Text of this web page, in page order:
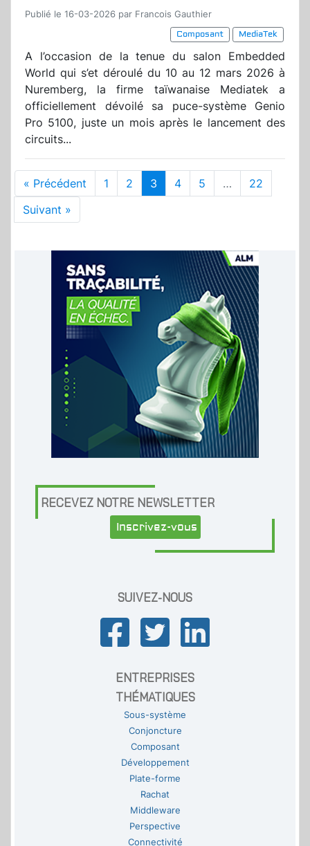
Publié le 16-03-2026 par Francois Gauthier
Composant
MediaTek
A l’occasion de la tenue du salon Embedded
World qui s’et déroulé du 10 au 12 mars 2026 à
Nuremberg, la firme taïwanaise Mediatek a
officiellement dévoilé sa puce-système Genio
Pro 5100, juste un mois après le lancement des
circuits...
« Précédent 1 2 3 4 5 …
22
Suivant »
RECEVEZ NOTRE NEWSLETTER
Inscrivez-vous
SUIVEZ-NOUS
ENTREPRISES
THÉMATIQUES
Sous-système
Conjoncture
Composant
Développement
Plate-forme
Rachat
Middleware
Perspective
Connectivité